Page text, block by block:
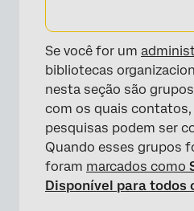
Se você for um
bibliotecas
nesta seção são
com os quais contatos,
pesquisas podem ser
Quando esses grupos
foram marcados como
Disponível para todos